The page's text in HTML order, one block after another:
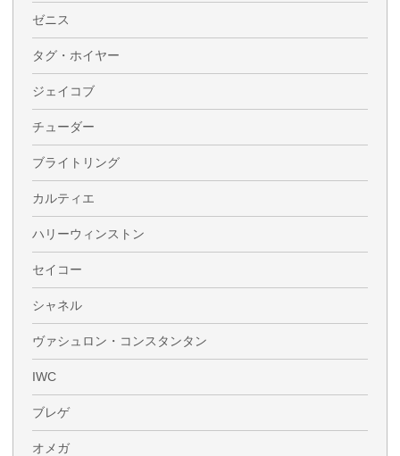
ゼニス
タグ・ホイヤー
ジェイコブ
チューダー
ブライトリング
カルティエ
ハリーウィンストン
セイコー
シャネル
ヴァシュロン・コンスタンタン
IWC
ブレゲ
オメガ